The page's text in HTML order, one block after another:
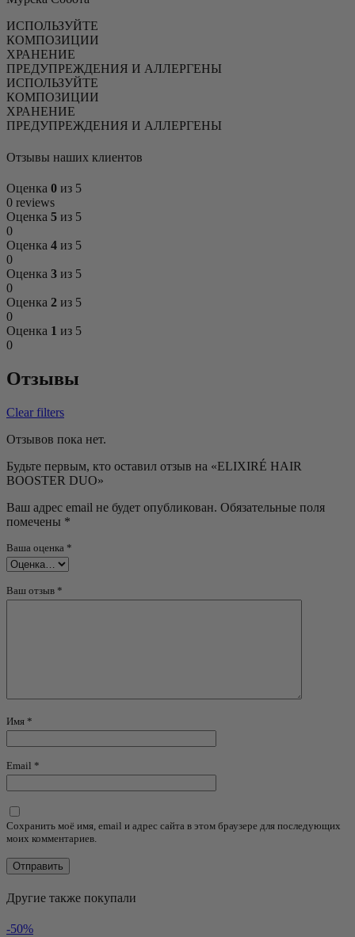
ИСПОЛЬЗУЙТЕ
КОМПОЗИЦИИ
ХРАНЕНИЕ
ПРЕДУПРЕЖДЕНИЯ И АЛЛЕРГЕНЫ
ИСПОЛЬЗУЙТЕ
КОМПОЗИЦИИ
ХРАНЕНИЕ
ПРЕДУПРЕЖДЕНИЯ И АЛЛЕРГЕНЫ
Отзывы наших клиентов
Оценка 0 из 5
0 reviews
Оценка 5 из 5
0
Оценка 4 из 5
0
Оценка 3 из 5
0
Оценка 2 из 5
0
Оценка 1 из 5
0
Отзывы
Clear filters
Отзывов пока нет.
Будьте первым, кто оставил отзыв на «ELIXIRÉ HAIR
BOOSTER DUO»
Ваш адрес email не будет опубликован. Обязательные поля
помечены *
Ваша оценка *
Ваш отзыв *
Имя *
Email *
Сохранить моё имя, email и адрес сайта в этом браузере для последующих
моих комментариев.
Другие также покупали
-50%